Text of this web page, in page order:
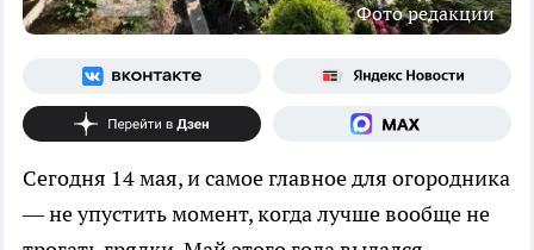
Фото редакции
Сегодня 14 мая, и самое главное для огородника
— не упустить момент, когда лучше вообще не